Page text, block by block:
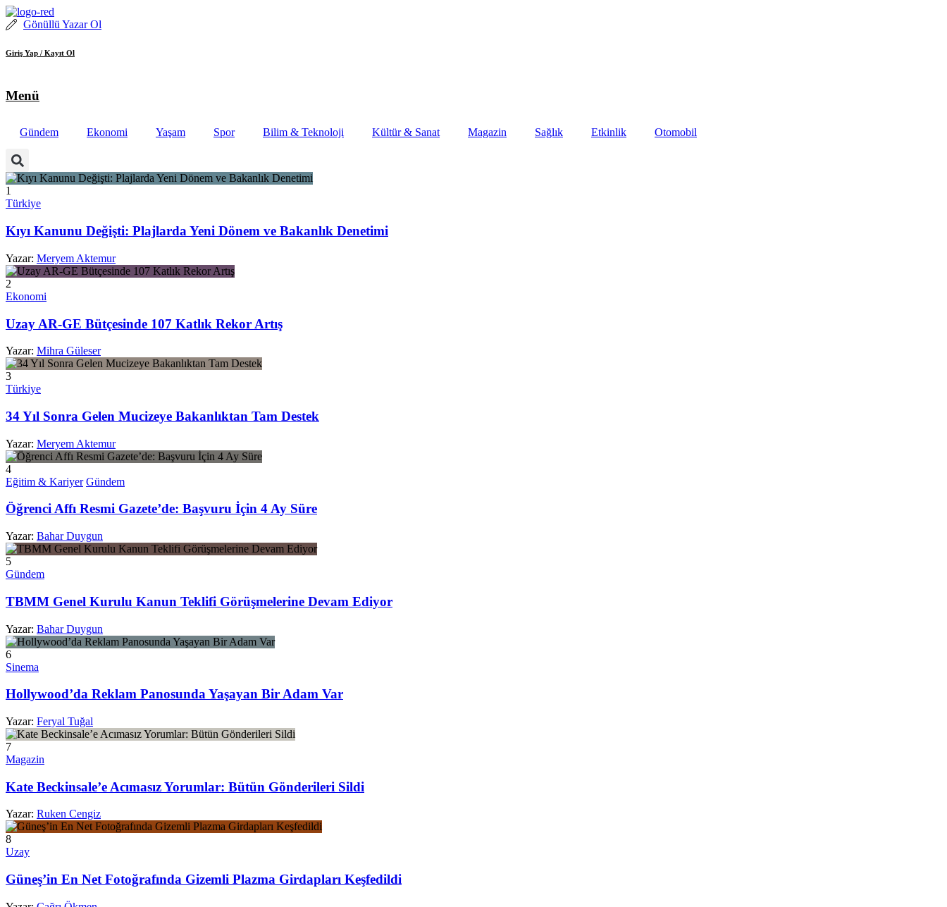
İçeriğe
atla Gönüllü Yazar Ol
Giriş Yap / Kayıt Ol
Menü
Gündem Ekonomi Yaşam Spor Bilim & Teknoloji Kültür & Sanat Magazin Sağlık Etkinlik Otomobil
1
Türkiye
Kıyı Kanunu Değişti: Plajlarda Yeni Dönem ve Bakanlık Denetimi
Yazar: Meryem Aktemur
2
Ekonomi
Uzay AR-GE Bütçesinde 107 Katlık Rekor Artış
Yazar: Mihra Güleser
3
Türkiye
34 Yıl Sonra Gelen Mucizeye Bakanlıktan Tam Destek
Yazar: Meryem Aktemur
4
Eğitim & Kariyer Gündem
Öğrenci Affı Resmi Gazete’de: Başvuru İçin 4 Ay Süre
Yazar: Bahar Duygun
5
Gündem
TBMM Genel Kurulu Kanun Teklifi Görüşmelerine Devam Ediyor
Yazar: Bahar Duygun
6
Sinema
Hollywood’da Reklam Panosunda Yaşayan Bir Adam Var
Yazar: Feryal Tuğal
7
Magazin
Kate Beckinsale’e Acımasız Yorumlar: Bütün Gönderileri Sildi
Yazar: Ruken Cengiz
8
Uzay
Güneş’in En Net Fotoğrafında Gizemli Plazma Girdapları Keşfedildi